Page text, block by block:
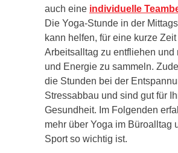
auch eine individuelle
Die Yoga-Stunde in der
kann helfen, für eine kurze
Arbeitsalltag zu entfliehen und
und Energie zu sammeln.
die Stunden bei der
Stressabbau und sind gut für
Gesundheit. Im Folgenden
mehr über Yoga im Büroalltag
Sport so wichtig ist.